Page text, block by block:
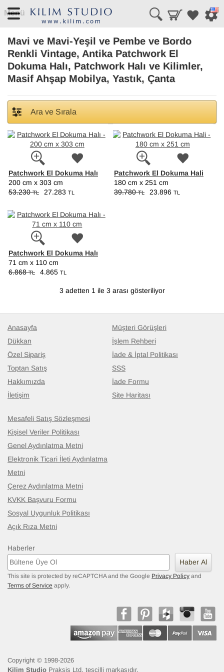
Menü
Mavi ve Mavi-Yeşil ve Pembe ve Bordo
Renkli Vintage, Antika Patchwork El
Dokuma Halı, Patchwork Halı ve Kilimler,
Masif Ahşap Mobilya, Yastık, Çanta
Ara ve Sırala
Patchwork El Dokuma Halı
200 cm x 303 cm
53.230TL 27.283 TL
Patchwork El Dokuma Hali
180 cm x 251 cm
39.780TL 23.896 TL
Patchwork El Dokuma Halı
71 cm x 110 cm
6.868TL 4.865 TL
3 adetten 1 ile 3 arası gösteriliyor
Anasayfa
Dükkan
Özel Sipariş
Toptan Satış
Hakkımızda
İletişim
Müşteri Görüşleri
İşlem Rehberi
İade & İptal Politikası
SSS
İade Formu
Site Haritası
Mesafeli Satış Sözleşmesi
Kişisel Veriler Politikası
Genel Aydınlatma Metni
Elektronik Ticari İleti Aydınlatma
Metni
Çerez Aydınlatma Metni
KVKK Başvuru Formu
Sosyal Uygunluk Politikası
Açık Rıza Metni
Haberler
Haber Al
This site is protected by reCAPTCHA and the Google Privacy Policy and
Terms of Service apply.
Copyright © 1998-2026
Kilim Studio Praksis Ltd. tescilli markasıdır.